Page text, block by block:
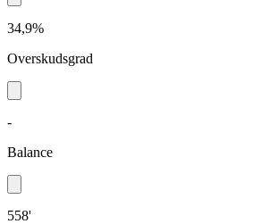
34,9%
Overskudsgrad
-
Balance
558'